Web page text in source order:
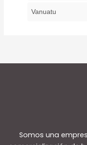
Vanuatu
Somos una